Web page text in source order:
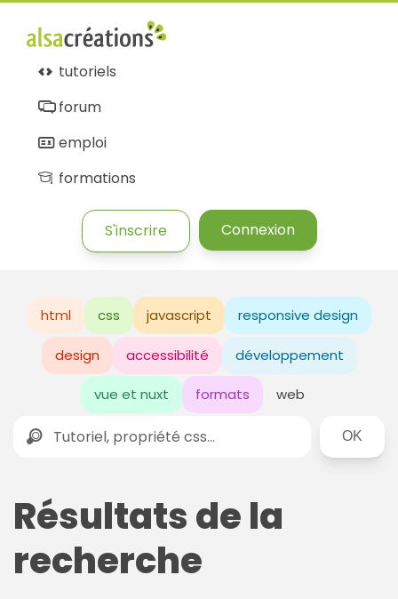
tutoriels
forum
emploi
formations
S'inscrire Connexion
html css javascript responsive design
design accessibilité développement
vue et nuxt formats web
Rechercher
Résultats de la
recherche